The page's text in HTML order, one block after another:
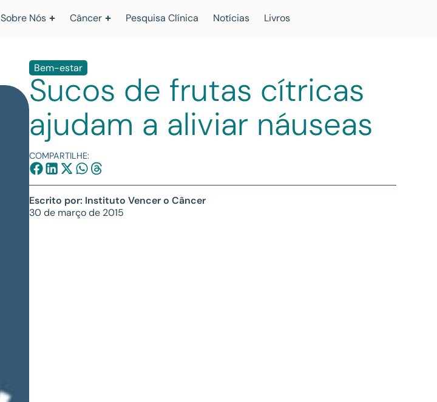
Sobre Nós Câncer Pesquisa Clínica Notícias Livros
Bem-estar
Sucos de frutas cítricas
ajudam a aliviar náuseas
COMPARTILHE:
Escrito por: Instituto Vencer o Câncer
30 de março de 2015